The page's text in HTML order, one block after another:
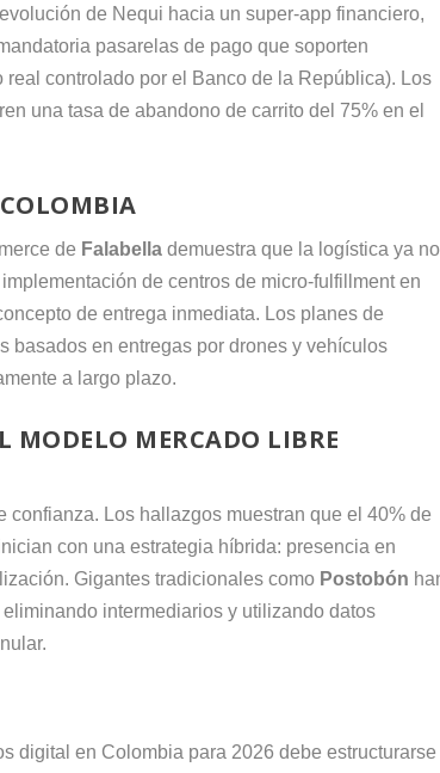
de Nequi hacia un super-app financiero,
pasarelas de pago que soporten
controlado por el Banco de la República). Los
una tasa de abandono de carrito del 75% en el
de Falabella demuestra que la logística ya no
de centros de micro-fulfillment en
de entrega inmediata. Los planes de
basados en entregas por drones y vehículos
a largo plazo.
MODELO MERCADO LIBRE
confianza. Los hallazgos muestran que el 40% de
con una estrategia híbrida: presencia en
Gigantes tradicionales como Postobón
intermediarios y utilizando datos
digital en Colombia para 2026 debe estructurarse